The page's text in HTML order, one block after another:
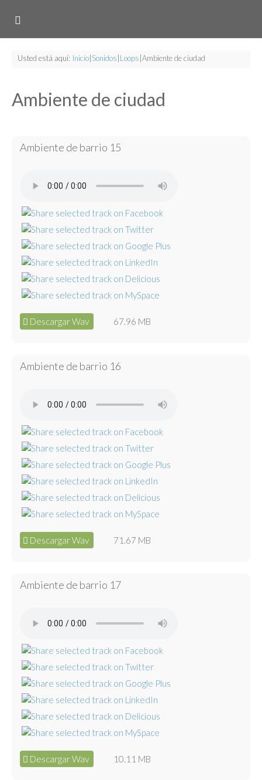
Usted está aquí: Inicio Sonidos Loops Ambiente de ciudad
Ambiente de ciudad
Ambiente de barrio 15
Descargar Wav 67.96 MB
Ambiente de barrio 16
Descargar Wav 71.67 MB
Ambiente de barrio 17
Descargar Wav 10.11 MB